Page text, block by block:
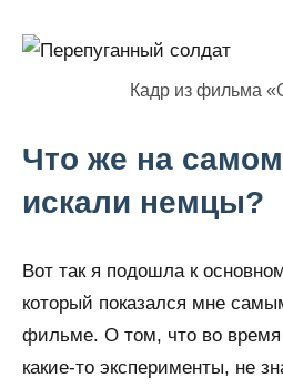
Кадр из фильма
Что же на
искали немцы?
Вот так я подошла к
который показался мне
фильме. О том, что во
какие-то эксперименты, не